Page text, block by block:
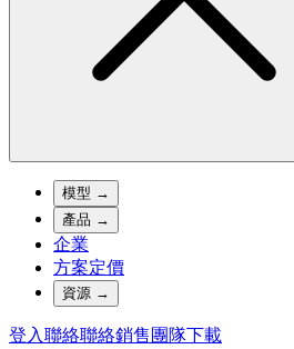
模型 →
產品 →
企業
方案定價
資源 →
登入聯絡聯絡銷售團隊下載